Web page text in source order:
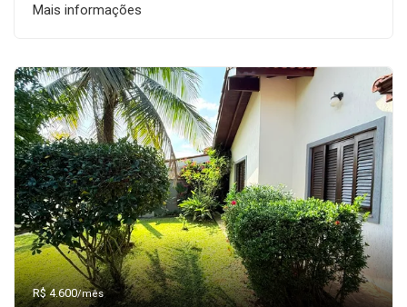
Mais informações
R$ 4.600/mês